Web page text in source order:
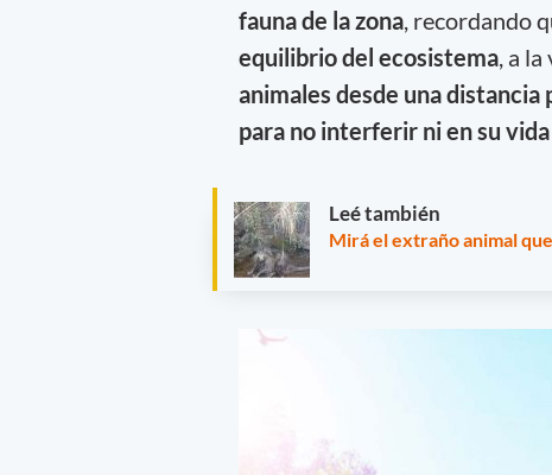
fauna de la zona, recordando
equilibrio del ecosistema, a la
animales desde una
para no interferir ni en su
Leé también
Mirá el extraño animal